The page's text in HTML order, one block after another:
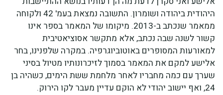
היהודית ביהודה ושומרון. התשובה נמצאת בעמ' 42 ולקוחה
ממאמר שנכתב ב-2013. מיקומו של המאמר בספר אינו
קשור לשנה שבה נכתב, אלא מתקשר אסוציאטיבית
למאורעות המסופרים באוטוביוגרפיה. במקרה שלפנינו, בחר
אלישע למקם את המאמר בסמוך לזיכרונותיו מטיול בסיני
שערך עם כמה מחבריו לאחר מלחמת ששת הימים, כשהיה בן
24, ואף יישוב יהודי לא הוקם עדיין מעבר לקו הירוק.